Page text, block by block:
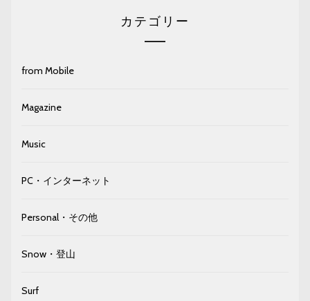
カテゴリー
from Mobile
Magazine
Music
PC・インターネット
Personal・その他
Snow・登山
Surf